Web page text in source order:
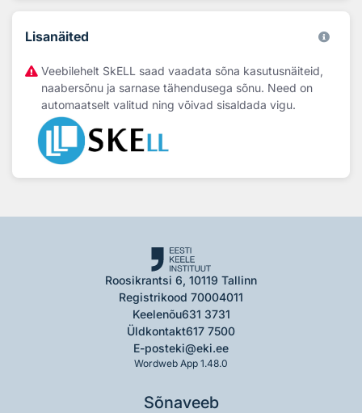
Lisanäited
Veebilehelt SkELL saad vaadata sõna kasutusnäiteid,
naabersõnu ja sarnase tähendusega sõnu. Need on
automaatselt valitud ning võivad sisaldada vigu.
Roosikrantsi 6, 10119 Tallinn
Registrikood 70004011
Keelenõu631 3731
Üldkontakt617 7500
E-posteki@eki.ee
Wordweb App 1.48.0
Sõnaveeb